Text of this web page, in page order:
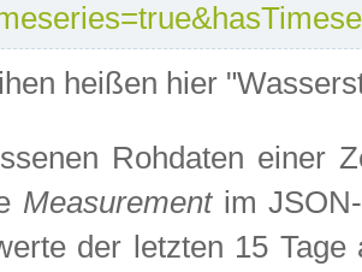
heißen hier
Rohdaten einer
Measurementim JSON-
der letzten 15